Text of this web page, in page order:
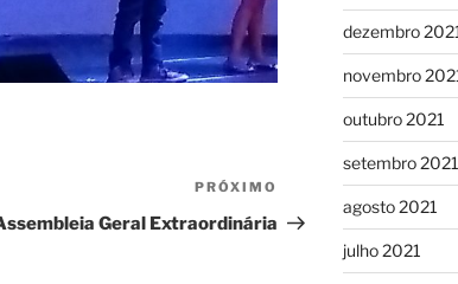
Próximo
post
PRÓXIMO
Geral Extraordinária
dezembro
novembro
outubro 2021
setembro 2021
agosto 2021
julho 2021